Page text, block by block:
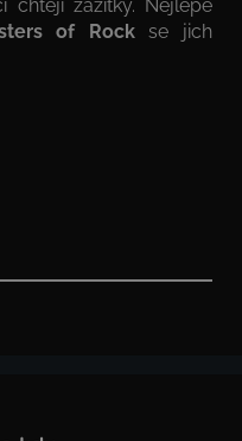
chtějí zážitky. Nejlépe
of Rockse jich